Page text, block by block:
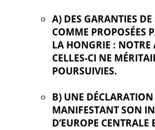
A) DES GARANTIES
COMME PROPOSÉES
LA HONGRIE : NOTRE
CELLES-CI NE
POURSUIVIES.
B) UNE DÉCLARATION
MANIFESTANT SON
D’EUROPE CENTRALE